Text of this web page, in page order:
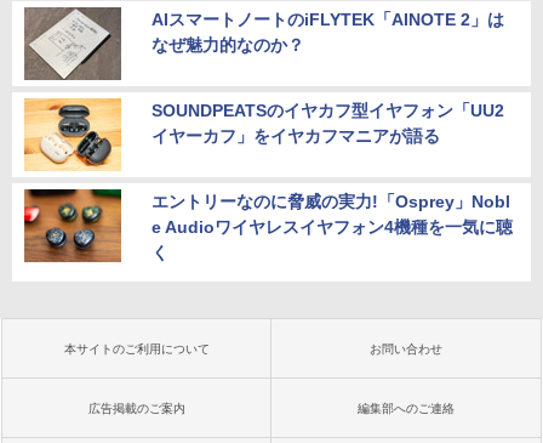
AIスマートノートのiFLYTEK「AINOTE 2」は
なぜ魅力的なのか？
SOUNDPEATSのイヤカフ型イヤフォン「UU2
イヤーカフ」をイヤカフマニアが語る
エントリーなのに脅威の実力!「Osprey」Nobl
e Audioワイヤレスイヤフォン4機種を一気に聴
く
本サイトのご利用について お問い合わせ
広告掲載のご案内 編集部へのご連絡